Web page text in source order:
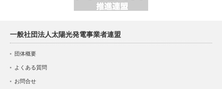
一般社団法人太陽光発電事業者連盟
団体概要
よくある質問
お問合せ